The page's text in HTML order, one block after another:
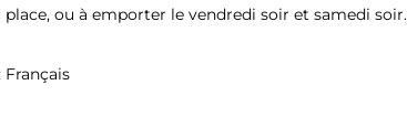
place, ou à emporter le vendredi soir et samedi soir.
Français